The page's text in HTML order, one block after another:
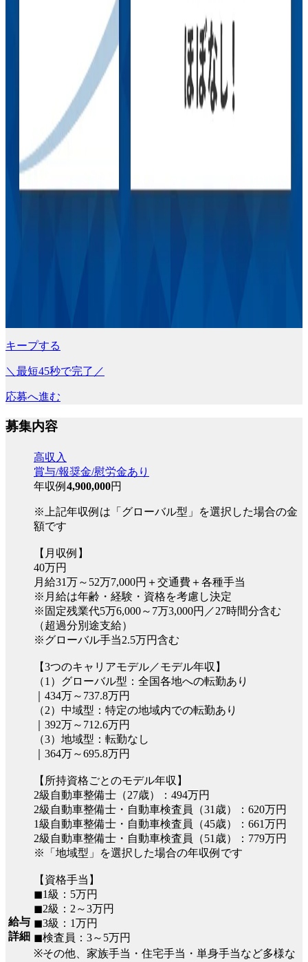
キープする
＼最短45秒で完了／
応募へ進む
募集内容
給与
詳細
高収入
賞与/報奨金/慰労金あり
年収例 4,900,000円
※上記年収例は「グローバル型」を選択した場合の金
額です
【月収例】
40万円
月給31万～52万7,000円＋交通費＋各種手当
※月給は年齢・経験・資格を考慮し決定
※固定残業代5万6,000～7万3,000円／27時間分含む
（超過分別途支給）
※グローバル手当2.5万円含む
【3つのキャリアモデル／モデル年収】
（1）グローバル型：全国各地への転勤あり
｜434万～737.8万円
（2）中域型：特定の地域内での転勤あり
｜392万～712.6万円
（3）地域型：転勤なし
｜364万～695.8万円
【所持資格ごとのモデル年収】
2級自動車整備士（27歳）：494万円
2級自動車整備士・自動車検査員（31歳）：620万円
1級自動車整備士・自動車検査員（45歳）：661万円
2級自動車整備士・自動車検査員（51歳）：779万円
※「地域型」を選択した場合の年収例です
【資格手当】
◼︎1級：5万円
◼︎2級：2～3万円
◼︎3級：1万円
◼︎検査員：3～5万円
※その他、家族手当・住宅手当・単身手当など多様な